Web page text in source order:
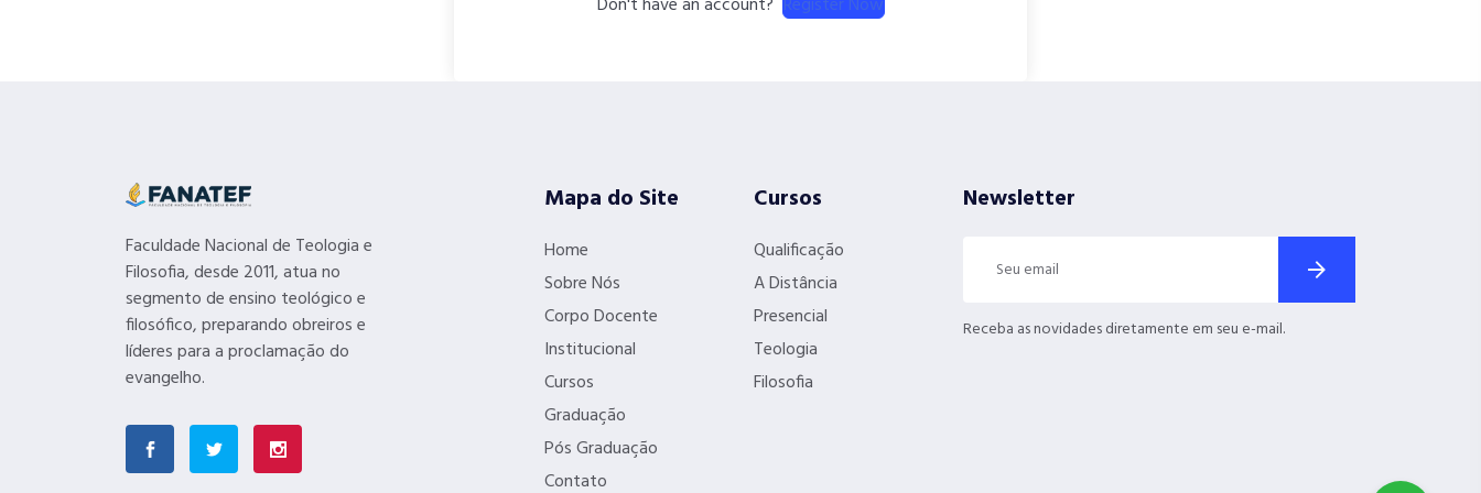
Faculdade Nacional de Teologia e
Filosofia, desde 2011, atua no
segmento de ensino teológico e
filosófico, preparando obreiros e
líderes para a proclamação do
evangelho.
Mapa do Site
Home
Sobre Nós
Corpo Docente
Institucional
Cursos
Graduação
Pós Graduação
Contato
Cursos
Qualificação
A Distância
Presencial
Teologia
Filosofia
Newsletter
Receba as novidades diretamente em seu e-mail.